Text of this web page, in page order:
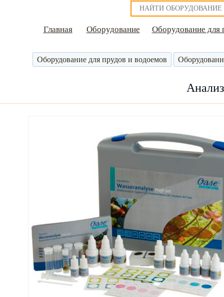
Главная Оборудование Оборудование для
Оборудование для прудов и водоемов